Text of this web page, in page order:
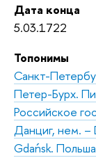
Дата конца
5.03.1722
Топонимы
Санкт-
Петер-Бурх.
Российское
Данциг, нем. –
Gdańsk.